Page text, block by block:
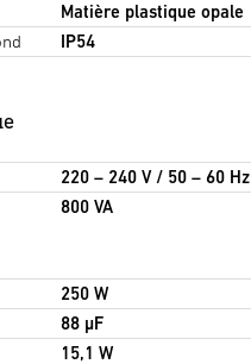
Matière plastique opale
IP54
220 – 240 V / 50 – 60 Hz
800 VA
250 W
88 µF
15,1 W